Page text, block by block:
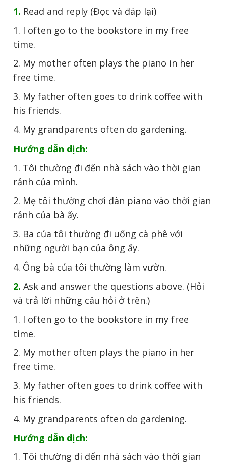
1. Read and reply (Đọc và đáp lại)
1. I often go to the bookstore in my free
time.
2. My mother often plays the piano in her
free time.
3. My father often goes to drink coffee with
his friends.
4. My grandparents often do gardening.
Hướng dẫn dịch:
1. Tôi thường đi đến nhà sách vào thời gian
rảnh của mình.
2. Mẹ tôi thường chơi đàn piano vào thời gian
rảnh của bà ấy.
3. Ba của tôi thường đi uống cà phê với
những người bạn của ông ấy.
4. Ông bà của tôi thường làm vườn.
2. Ask and answer the questions above. (Hỏi
và trả lời những câu hỏi ở trên.)
1. I often go to the bookstore in my free
time.
2. My mother often plays the piano in her
free time.
3. My father often goes to drink coffee with
his friends.
4. My grandparents often do gardening.
Hướng dẫn dịch:
1. Tôi thường đi đến nhà sách vào thời gian